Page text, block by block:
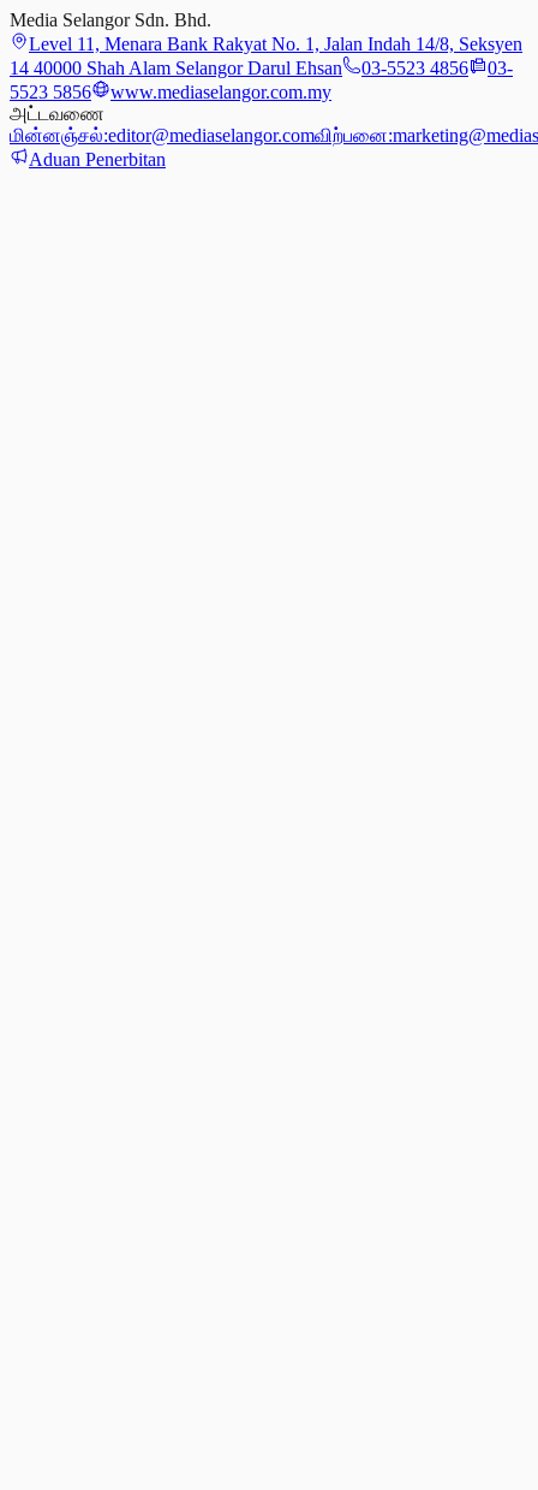
Media Selangor Sdn. Bhd.
Level 11, Menara Bank Rakyat No. 1, Jalan Indah 14/8, Seksyen
14 40000 Shah Alam Selangor Darul Ehsan
03-5523 4856
03-
5523 5856
www.mediaselangor.com.my
அட்டவணை
மின்னஞ்சல்:editor@mediaselangor.comவிற்பனை:
Aduan Penerbitan